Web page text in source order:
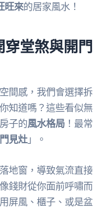
旺來的居家風水！
堂煞與開門
間感，我們會選擇拆
知道嗎？這些看似無
子的風水格局 ！最常
見灶」。
地窗，導致氣流直接
錢財從你面前呼嘯而
屏風、櫃子、或是盆